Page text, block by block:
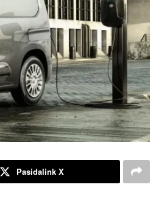
Pasidalink X